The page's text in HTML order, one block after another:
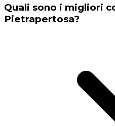
Quali sono i migliori
Pietrapertosa?